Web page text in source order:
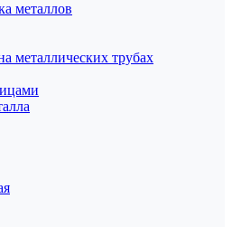
металлов
металлических трубах